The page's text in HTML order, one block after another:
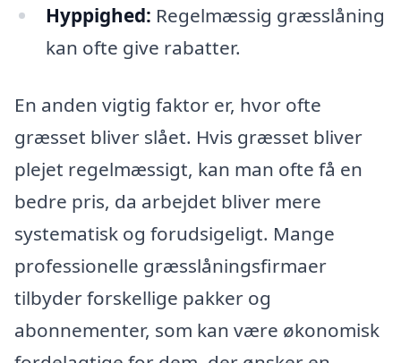
Hyppighed: Regelmæssig græsslåning
kan ofte give rabatter.
En anden vigtig faktor er, hvor ofte
græsset bliver slået. Hvis græsset bliver
plejet regelmæssigt, kan man ofte få en
bedre pris, da arbejdet bliver mere
systematisk og forudsigeligt. Mange
professionelle græsslåningsfirmaer
tilbyder forskellige pakker og
abonnementer, som kan være økonomisk